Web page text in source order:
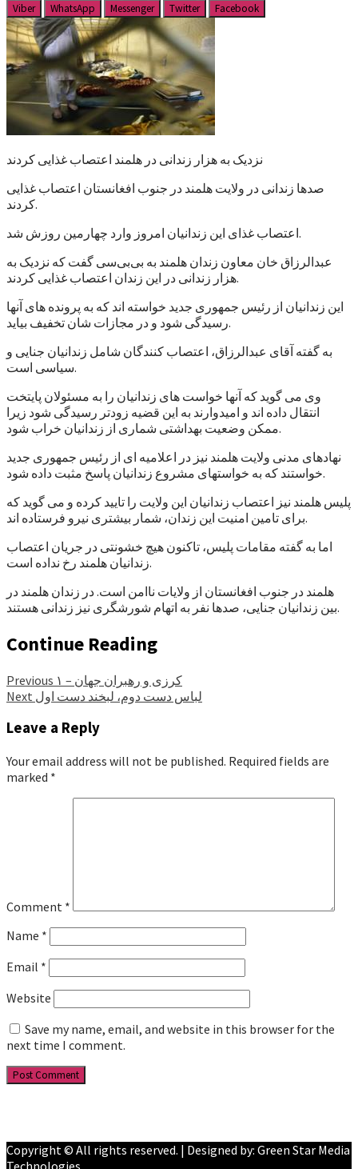
Viber WhatsApp Messenger Twitter Facebook
نزدیک به هزار زندانی در هلمند اعتصاب غذایی کردند
صدها زندانی در ولایت هلمند در جنوب افغانستان اعتصاب غذایی
کردند.
اعتصاب غذای این زندانیان امروز وارد چهارمین روزش شد.
عبدالرزاق خان معاون زندان هلمند به بی‌بی‌سی گفت که نزدیک به
هزار زندانی در این زندان اعتصاب غذایی کردند.
این زندانیان از رئیس جمهوری جدید خواسته اند که به پرونده های آنها
رسیدگی شود و در مجازات شان تخفیف بیاید.
به گفته آقای عبدالرزاق، اعتصاب کنندگان شامل زندانیان جنایی و
سیاسی است.
وی می گوید که آنها خواست های زندانیان را به مسئولان پایتخت
انتقال داده اند و امیدوارند به این قضیه زودتر رسیدگی شود زیرا
ممکن وضعیت بهداشتی شماری از زندانیان خراب شود.
نهادهای مدنی ولایت هلمند نیز در اعلامیه ای از رئیس جمهوری جدید
خواستند که به خواستهای مشروع زندانیان پاسخ مثبت داده شود.
پلیس هلمند نیز اعتصاب زندانیان این ولایت را تایید کرده و می گوید که
برای تامین امنیت این زندان، شمار بیشتری نیرو فرستاده اند.
اما به گفته مقامات پلیس، تاکنون هیچ خشونتی در جریان اعتصاب
زندانیان هلمند رخ نداده است.
هلمند در جنوب افغانستان از ولایات ناامن است. در زندان هلمند در
بین زندانیان جنایی، صدها نفر به اتهام شورشگری نیز زندانی هستند.
Continue Reading
Previous
کرزی و رهبران جهان – ۱
Next لباس دست دوم، لبخند دست اول
Leave a Reply
Your email address will not be published. Required fields are
marked *
Comment *
Name *
Email *
Website
Save my name, email, and website in this browser for the
next time I comment.
Copyright © All rights reserved. | Designed by: Green Star Media